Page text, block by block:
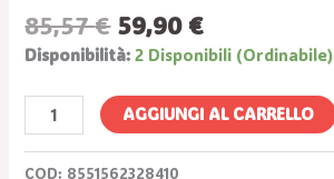
85,57€ 59,90 €
Disponibilità: 2 Disponibili (ordinabile)
AGGIUNGI AL CARRELLO
COD: 8551562328410